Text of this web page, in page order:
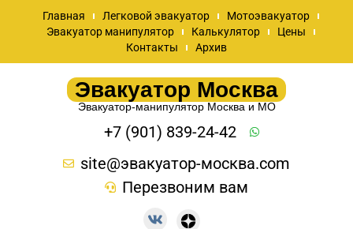
Главная Легковой эвакуатор
Мотоэвакуатор
Эвакуатор манипулятор
Калькулятор
Цены
Контакты
Архив
Эвакуатор Москва
Эвакуатор-манипулятор Москва и МО
+7 (901) 839-24-42
site@эвакуатор-москва.com
Перезвоним вам